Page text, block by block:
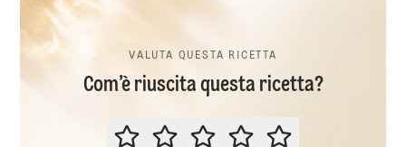
VALUTA QUESTA RICETTA
Com’è riuscita questa ricetta?
VALUTA QUESTA RICETTA